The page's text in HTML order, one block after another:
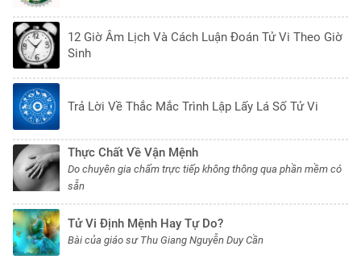
12 Giờ Âm Lịch Và Cách Luận Đoán Tử Vi Theo Giờ
Sinh
Trả Lời Về Thắc Mắc Trình Lập Lấy Lá Số Tử Vi
Thực Chất Về Vận Mệnh
Do chuyên gia chấm trực tiếp không thông qua phần mềm có
sẵn
Tử Vi Định Mệnh Hay Tự Do?
Bài của giáo sư Thu Giang Nguyễn Duy Cần